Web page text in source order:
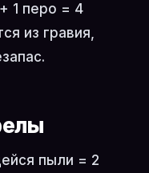
1 перо = 4
из гравия,
пыли = 2